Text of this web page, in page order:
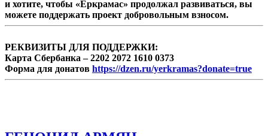
и хотите, чтобы «Еркрамас» продолжал развиваться, вы
можете поддержать проект добровольным взносом.
РЕКВИЗИТЫ ДЛЯ ПОДДЕРЖКИ:
Карта Сбербанка – 2202 2072 1610 0373
Форма для донатов https://dzen.ru/yerkramas?donate=true